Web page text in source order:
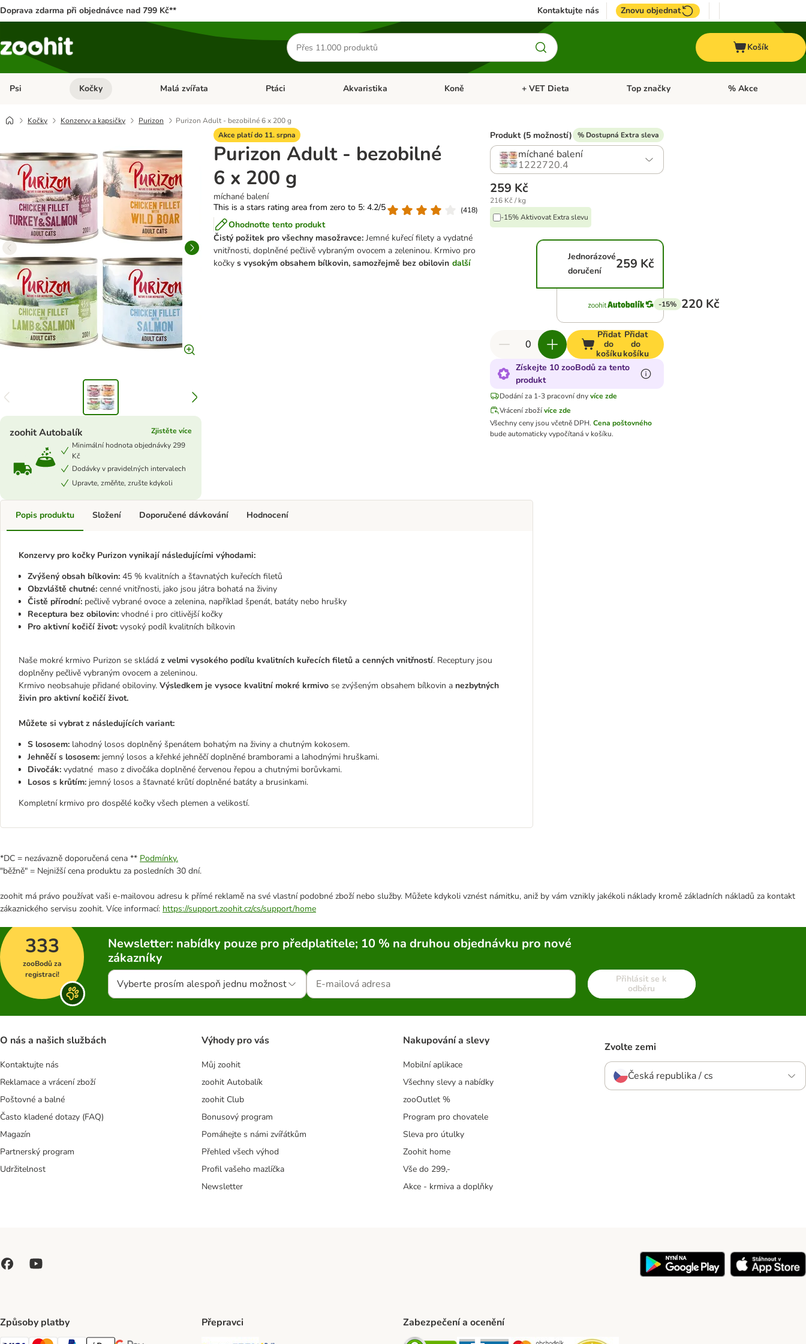
Doprava zdarma při objednávce nad 799 Kč** Kontaktujte nás Znovu objednat
Hledat
produkty
Košík
Psi Otevřít menu: Psi
Kočky Otevřít menu: Kočky
Malá zvířata Otevřít menu: Malá zvířata
Ptáci Otevřít menu: Ptáci
Akvaristika Otevřít menu: Akvaristika
Koně Otevřít menu: Koně
+ VET Dieta Otevřít menu: + VET Dieta
Top značky Otevřít menu: Top
% Akce
Kočky Konzervy a kapsičky Purizon
Purizon Adult - bezobilné 6 x 200 g
Akce platí do 11. srpna
Purizon Adult - bezobilné
6 x 200 g
míchané balení
This is a stars rating area from zero to 5: 4.2/5
(418)
Ohodnoťte tento produkt
Čistý požitek pro všechny masožravce:Jemné kuřecí filety a vydatné
vnitřnosti, doplněné pečlivě vybraným ovocem a zeleninou. Krmivo pro
kočkys vysokým obsahem bílkovin, samozřejmě bez obilovin další
zoohit Autobalík
Zjistěte více
Minimální hodnota objednávky 299
Kč
Dodávky v pravidelných intervalech
Upravte, změňte, zrušte kdykoli
Produkt (5 možností) % Dostupná Extra sleva
míchané balení
1222720.4
259 Kč
216 Kč / kg
-15% Aktivovat Extra slevu
Jednorázové
doručení
259 Kč
-15% 220 Kč
Přidat
do
košíku
Přidat
do
košíku
Získejte 10 zooBodů za tento
produkt
Dodání za 1-3 pracovní dny více zde
Vrácení zbožívíce zde
Všechny ceny jsou včetně DPH. Cena poštovného
bude automaticky vypočítaná v košíku.
Popis produktu
Konzervy pro kočky Purizon vynikají následujícími výhodami:
Zvýšený obsah bílkovin: 45 % kvalitních a šťavnatých kuřecích filetů
Obzvláště chutné: cenné vnitřnosti, jako jsou játra bohatá na živiny
Čistě přírodní: pečlivě vybrané ovoce a zelenina, například špenát, batáty nebo hrušky
Receptura bez obilovin: vhodné i pro citlivější kočky
Pro aktivní kočičí život: vysoký podíl kvalitních bílkovin
Naše mokré krmivo Purizon se skládá z velmi vysokého podílu kvalitních kuřecích filetů a cenných vnitřností. Receptury jsou
doplněny pečlivě vybraným ovocem a zeleninou.
Krmivo neobsahuje přidané obiloviny. Výsledkem je vysoce kvalitní mokré krmivo se zvýšeným obsahem bílkovin a nezbytných
živin pro aktivní kočičí život.
Můžete si vybrat z následujících variant:
S lososem: lahodný losos doplněný špenátem bohatým na živiny a chutným kokosem.
Jehněčí s lososem: jemný losos a křehké jehněčí doplněné bramborami a lahodnými hruškami.
Divočák: vydatné maso z divočáka doplněné červenou řepou a chutnými borůvkami.
Losos s krůtím: jemný losos a šťavnaté krůtí doplněné batáty a brusinkami.
Kompletní krmivo pro dospělé kočky všech plemen a velikostí.
Složení Doporučené dávkování Hodnocení
*DC = nezávazně doporučená cena ** Podmínky.
"běžně" = Nejnižší cena produktu za posledních 30 dní.
zoohit má právo používat vaši e-mailovou adresu k přímé reklamě na své vlastní podobné zboží nebo služby. Můžete kdykoli vznést námitku, aniž by vám vznikly jakékoli náklady kromě základních nákladů za kontakt
zákaznického servisu zoohit. Více informací: https://support.zoohit.cz/cs/support/home
333
zooBodů za
registraci!
Newsletter: nabídky pouze pro předplatitele; 10 % na druhou objednávku pro nové
zákazníky
Vyberte prosím alespoň jednu možnost
Přihlásit se k
odběru
O nás a našich službách
Kontaktujte nás
Reklamace a vrácení zboží
Poštovné a balné
Často kladené dotazy (FAQ)
Magazín
Partnerský program
Udržitelnost
Výhody pro vás
Můj zoohit
zoohit Autobalík
zoohit Club
Bonusový program
Pomáhejte s námi zvířátkům
Přehled všech výhod
Profil vašeho mazlíčka
Newsletter
Nakupování a slevy
Mobilní aplikace
Všechny slevy a nabídky
zooOutlet %
Program pro chovatele
Sleva pro útulky
Zoohit home
Vše do 299,-
Akce - krmiva a doplňky
Zvolte zemi
Česká republika / cs
Způsoby platby Přepravci Zabezpečení a ocenění